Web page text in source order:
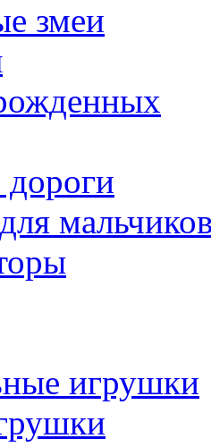
змеи
игрушки